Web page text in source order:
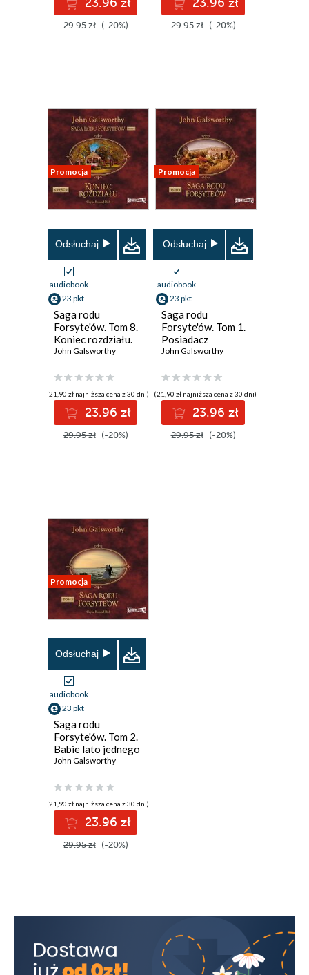
23.96 zł
29.95 zł (-20%)
23.96 zł
29.95 zł (-20%)
Promocja
Odsłuchaj
audiobook
23 pkt
Saga rodu
Forsyte'ów. Tom 8.
Koniec rozdziału.
Część 2
John Galsworthy
(21,90 zł najniższa cena z 30 dni)
23.96 zł
29.95 zł (-20%)
Promocja
Odsłuchaj
audiobook
23 pkt
Saga rodu
Forsyte'ów. Tom 1.
Posiadacz
John Galsworthy
(21,90 zł najniższa cena z 30 dni)
23.96 zł
29.95 zł (-20%)
Promocja
Odsłuchaj
audiobook
23 pkt
Saga rodu
Forsyte'ów. Tom 2.
Babie lato jednego
z Forsyte'ów. W
John Galsworthy
(21,90 zł najniższa cena z 30 dni)
23.96 zł
29.95 zł (-20%)